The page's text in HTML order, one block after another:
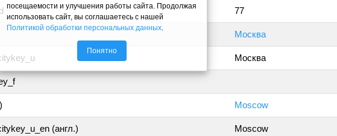
77
Москва
Москва
Moscow
(англ.) Moscow
посещаемости и улучшения работы сайта. Продолжая
использовать сайт, вы соглашаетесь с нашей
Политикой обработки персональных данных
Понятно